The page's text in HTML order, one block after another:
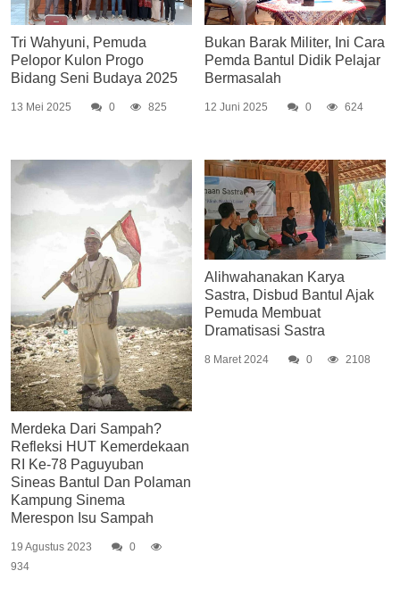
Tri Wahyuni, Pemuda
Pelopor Kulon Progo
Bidang Seni Budaya 2025
13 Mei 2025 0 825
Bukan Barak Militer, Ini Cara
Pemda Bantul Didik Pelajar
Bermasalah
12 Juni 2025 0 624
Merdeka Dari Sampah?
Refleksi HUT Kemerdekaan
RI Ke-78 Paguyuban
Sineas Bantul Dan Polaman
Kampung Sinema
Merespon Isu Sampah
19 Agustus 2023
0
934
Alihwahanakan Karya
Sastra, Disbud Bantul Ajak
Pemuda Membuat
Dramatisasi Sastra
8 Maret 2024 0 2108